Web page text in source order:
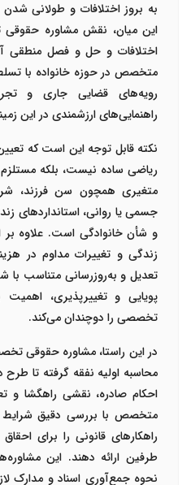
به بروز اختلافات و طولانی
این میان، نقش مشاوره
اختلافات و حل و فصل منطقی
متخصص در حوزه خانواده با
رویه‌های قضایی جاری و
راهنمایی‌های ارزشمندی در این
نکته قابل توجه این است که
ریاضی ساده نیست، بلکه
متغیری همچون سن فرزند،
جسمی یا روانی، استانداردهای
و شأن خانوادگی است. علاوه بر
زندگی و تغییرات مداوم در
تعدیل و به‌روزرسانی متناسب با
پویایی و تغییرپذیری،
تخصصی را دوچندان می‌کند.
در این راستا، مشاوره حقوقی
محاسبه اولیه نفقه گرفته تا طرح
احکام صادره، نقشی راهگشا و
متخصص با بررسی دقیق شرایط
راهکارهای قانونی را برای
طرفین ارائه دهند. این
نحوه جمع‌آوری اسناد و مدارک